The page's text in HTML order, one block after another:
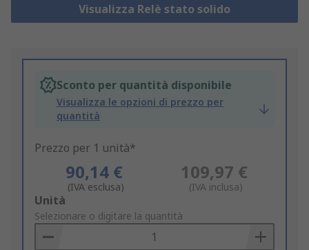
Visualizza Relè stato solido
Sconto per quantità disponibile
Visualizza le opzioni di prezzo per
quantità
Prezzo per 1 unità*
90,14 €
(IVA esclusa)
109,97 €
(IVA inclusa)
Add
to
Basket
Unità
Selezionare o digitare la quantità